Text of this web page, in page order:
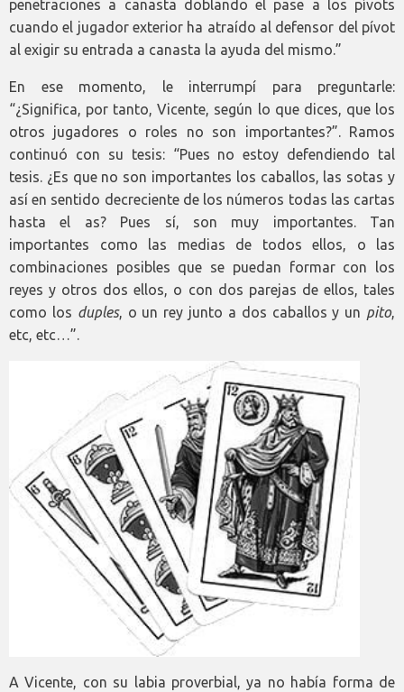
penetraciones a canasta doblando el pase a los pívots
cuando el jugador exterior ha atraído al defensor del pívot
al exigir su entrada a canasta la ayuda del mismo.”
En ese momento, le interrumpí para preguntarle:
“¿Significa, por tanto, Vicente, según lo que dices, que los
otros jugadores o roles no son importantes?”. Ramos
continuó con su tesis: “Pues no estoy defendiendo tal
tesis. ¿Es que no son importantes los caballos, las sotas y
así en sentido decreciente de los números todas las cartas
hasta el as? Pues sí, son muy importantes. Tan
importantes como las medias de todos ellos, o las
combinaciones posibles que se puedan formar con los
reyes y otros dos ellos, o con dos parejas de ellos, tales
como los duples, o un rey junto a dos caballos y un pito,
etc, etc…”.
A Vicente, con su labia proverbial, ya no había forma de